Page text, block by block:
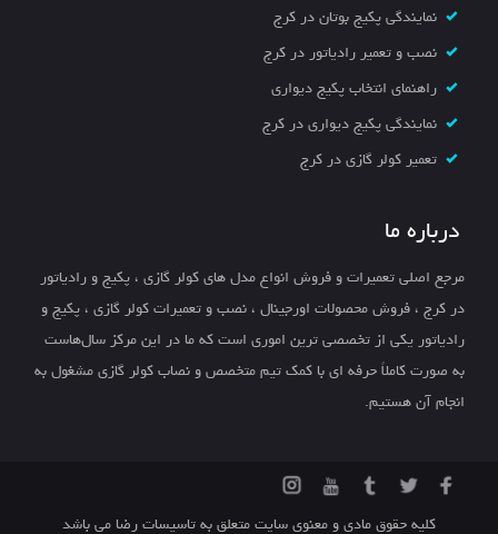
نمایندگی پکیج بوتان در کرج
نصب و تعمیر رادیاتور در کرج
راهنمای انتخاب پکیج دیواری
نمایندگی پکیج دیواری در کرج
تعمیر کولر گازی در کرج
درباره ما
مرجع اصلی تعمیرات و فروش انواع مدل های کولر گازی ، پکیج و رادیاتور
در کرج ، فروش محصولات اورجینال ، نصب و تعمیرات کولر گازی ، پکیج و
رادیاتور یکی از تخصصی ترین اموری است که ما در این مرکز سال‌هاست
به صورت کاملاً حرفه ای با کمک تیم متخصص و نصاب کولر گازی مشغول به
انجام آن هستیم.
کلیه حقوق مادی و معنوی سایت متعلق به تاسیسات رضا می باشد